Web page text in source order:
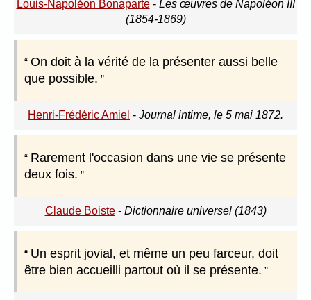
Louis-Napoléon Bonaparte- Les œuvres de Napoléon III
(1854-1869)
On doit à la vérité de la présenter aussi belle
que possible.
Henri-Frédéric Amiel - Journal intime, le 5 mai 1872.
Rarement l'occasion dans une vie se présente
deux fois.
Claude Boiste- Dictionnaire universel (1843)
Un esprit jovial, et même un peu farceur, doit
être bien accueilli partout où il se présente.